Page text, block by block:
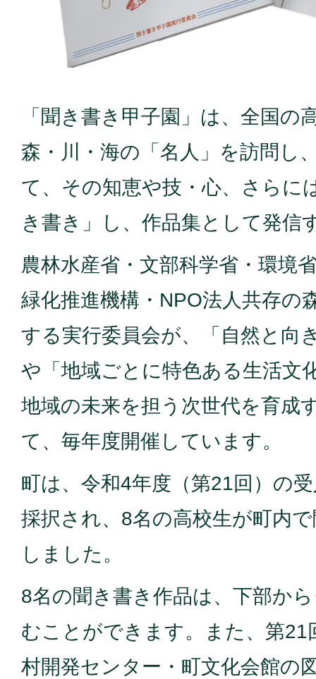
「聞き書き甲子園」は、全国の
森・川・海の「名人」を訪問し
て、その知恵や技・心、さらに
き書き」し、作品集として発信
農林水産省・文部科学省・環境
緑化推進機構・NPO法人共存の
する実行委員会が、「自然と向
や「地域ごとに特色ある生活文
地域の未来を担う次世代を育成
て、毎年度開催しています。
町は、令和4年度（第21回）の
採択され、8名の高校生が町内
しました。
8名の聞き書き作品は、下部か
むことができます。また、第21
村開発センター・町文化会館の